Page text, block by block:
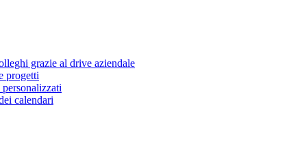
grazie al drive aziendale
progetti
calendari